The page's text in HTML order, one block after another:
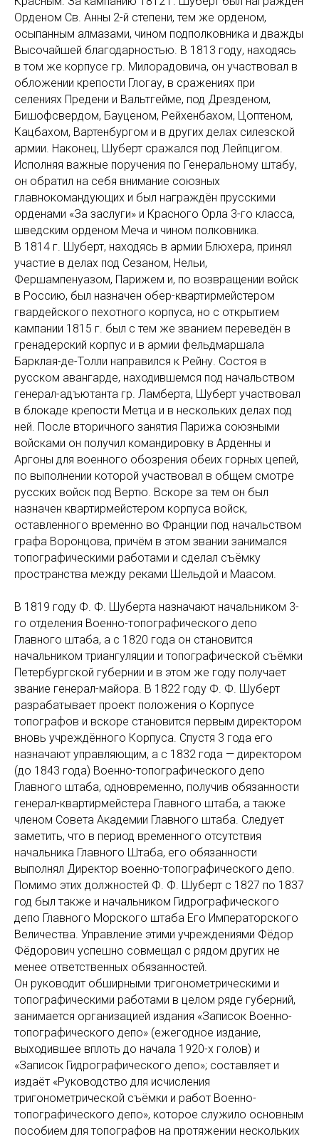
Орденом Св. Анны 2-й степени, тем же орденом,
осыпанным алмазами, чином подполковника и дважды
Высочайшей благодарностью. В 1813 году, находясь
в том же корпусе гр. Милорадовича, он участвовал в
обложении крепости Глогау, в сражениях при
селениях Предени и Вальтгейме, под Дрезденом,
Бишофсвердом, Бауценом, Рейхенбахом, Цоптеном,
Кацбахом, Вартенбургом и в других делах силезской
армии. Наконец, Шуберт сражался под Лейпцигом.
Исполняя важные поручения по Генеральному штабу,
он обратил на себя внимание союзных
главнокомандующих и был награждён прусскими
орденами «За заслуги» и Красного Орла 3-го класса,
шведским орденом Меча и чином полковника.
В 1814 г. Шуберт, находясь в армии Блюхера, принял
участие в делах под Сезаном, Нельи,
Фершампенуазом, Парижем и, по возвращении войск
в Россию, был назначен обер-квартирмейстером
гвардейского пехотного корпуса, но с открытием
кампании 1815 г. был с тем же званием переведён в
гренадерский корпус и в армии фельдмаршала
Барклая-де-Толли направился к Рейну. Состоя в
русском авангарде, находившемся под начальством
генерал-адъютанта гр. Ламберта, Шуберт участвовал
в блокаде крепости Метца и в нескольких делах под
ней. После вторичного занятия Парижа союзными
войсками он получил командировку в Арденны и
Аргоны для военного обозрения обеих горных цепей,
по выполнении которой участвовал в общем смотре
русских войск под Вертю. Вскоре за тем он был
назначен квартирмейстером корпуса войск,
оставленного временно во Франции под начальством
графа Воронцова, причём в этом звании занимался
топографическими работами и сделал съёмку
пространства между реками Шельдой и Маасом.
В 1819 году Ф. Ф. Шуберта назначают начальником 3-
го отделения Военно-топографического депо
Главного штаба, а с 1820 года он становится
начальником триангуляции и топографической съёмки
Петербургской губернии и в этом же году получает
звание генерал-майора. В 1822 году Ф. Ф. Шуберт
разрабатывает проект положения о Корпусе
топографов и вскоре становится первым директором
вновь учреждённого Корпуса. Спустя 3 года его
назначают управляющим, а с 1832 года — директором
(до 1843 года) Военно-топографического депо
Главного штаба, одновременно, получив обязанности
генерал-квартирмейстера Главного штаба, а также
членом Совета Академии Главного штаба. Следует
заметить, что в период временного отсутствия
начальника Главного Штаба, его обязанности
выполнял Директор военно-топографического депо.
Помимо этих должностей Ф. Ф. Шуберт с 1827 по 1837
год был также и начальником Гидрографического
депо Главного Морского штаба Его Императорского
Величества. Управление этими учреждениями Фёдор
Фёдорович успешно совмещал с рядом других не
менее ответственных обязанностей.
Он руководит обширными тригонометрическими и
топографическими работами в целом ряде губерний,
занимается организацией издания «Записок Военно-
топографического депо» (ежегодное издание,
выходившее вплоть до начала 1920-х голов) и
«Записок Гидрографического депо»; составляет и
издаёт «Руководство для исчисления
тригонометрической съёмки и работ Военно-
топографического депо», которое служило основным
пособием для топографов на протяжении нескольких